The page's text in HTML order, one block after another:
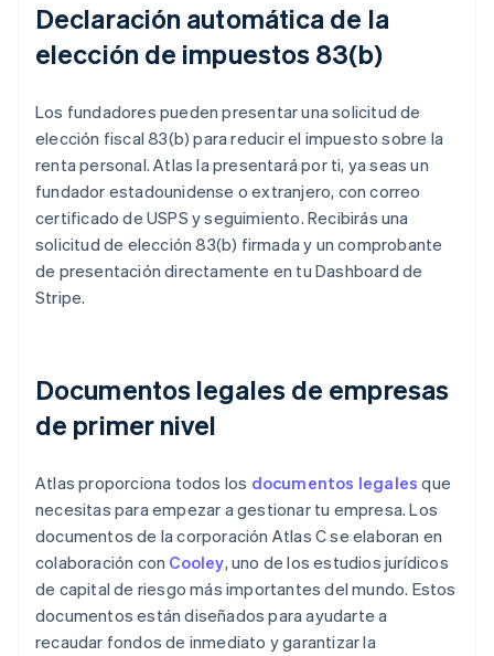
Declaración automática de la
elección de impuestos 83(b)
Los fundadores pueden presentar una solicitud de
elección fiscal 83(b) para reducir el impuesto sobre la
renta personal. Atlas la presentará por ti, ya seas un
fundador estadounidense o extranjero, con correo
certificado de USPS y seguimiento. Recibirás una
solicitud de elección 83(b) firmada y un comprobante
de presentación directamente en tu Dashboard de
Stripe.
Documentos legales de empresas
de primer nivel
Atlas proporciona todos los documentos legales que
necesitas para empezar a gestionar tu empresa. Los
documentos de la corporación Atlas C se elaboran en
colaboración con Cooley, uno de los estudios jurídicos
de capital de riesgo más importantes del mundo. Estos
documentos están diseñados para ayudarte a
recaudar fondos de inmediato y garantizar la